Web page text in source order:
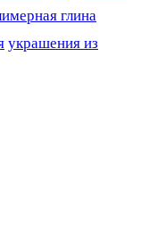
глина
украшения из